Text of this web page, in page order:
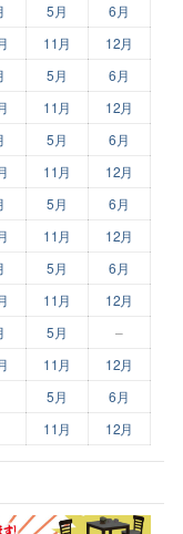
5月
6月
11月 12月
5月
6月
11月 12月
5月
6月
11月 12月
5月
6月
11月 12月
5月
6月
11月 12月
5月
–
11月 12月
5月
6月
11月 12月